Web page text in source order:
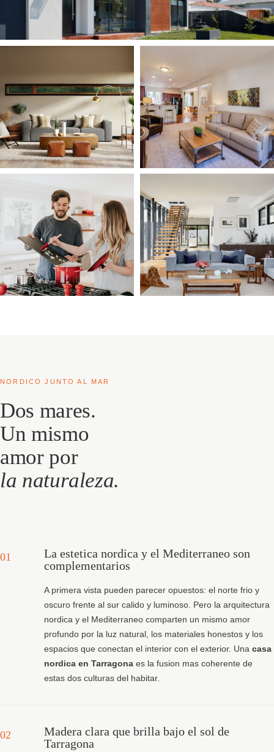
NORDICO JUNTO AL MAR
Dos mares.
Un mismo
amor por
la naturaleza.
01
La estetica nordica y el Mediterraneo son
complementarios
A primera vista pueden parecer opuestos: el norte frio y
oscuro frente al sur calido y luminoso. Pero la arquitectura
nordica y el Mediterraneo comparten un mismo amor
profundo por la luz natural, los materiales honestos y los
espacios que conectan el interior con el exterior. Una casa
nordica en Tarragona es la fusion mas coherente de
estas dos culturas del habitar.
02
Madera clara que brilla bajo el sol de
Tarragona